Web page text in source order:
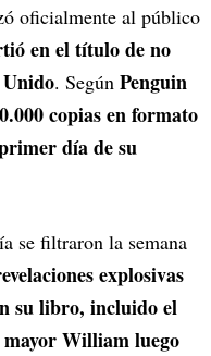
oficialmente al público
en el título de no
. Según Penguin
copias en formato
día de su
se filtraron la semana
explosivas
su libro, incluido el
mayor William luego